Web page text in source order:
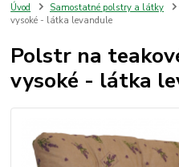
Úvod Samostatné polstry a látky
vysoké - látka levandule
Polstr na
vysoké - látka